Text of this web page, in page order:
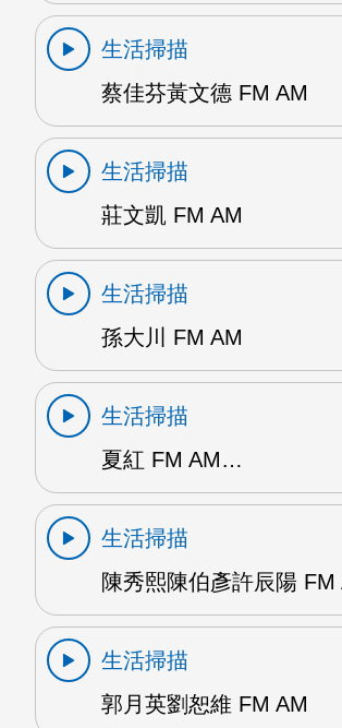
生活掃描
蔡佳芬黃文德 FM AM
生活掃描
莊文凱 FM AM
生活掃描
孫大川 FM AM
生活掃描
夏紅 FM AM…
生活掃描
陳秀熙陳伯彥許辰陽 FM
生活掃描
郭月英劉恕維 FM AM